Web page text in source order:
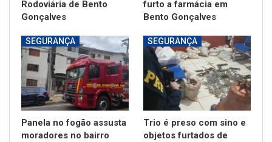
Rodoviária de Bento
Gonçalves
furto a farmácia em
Bento Gonçalves
SEGURANÇA
Panela no fogão assusta
moradores no bairro
SEGURANÇA
Trio é preso com sino e
objetos furtados de